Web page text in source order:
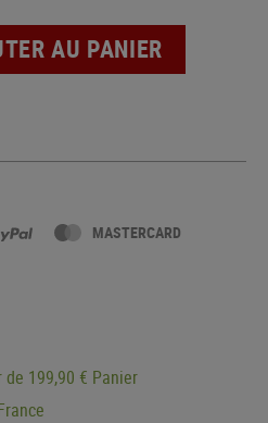
AU PANIER
MASTERCARD
de 199,90 € Panier